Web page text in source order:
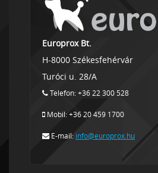
Europrox Bt.
H-8000 Székesfehérvár
Turóci u. 28/A
Telefon: +36 22 300 528
Mobil: +36 20 459 1700
E-mail: info@europrox.hu